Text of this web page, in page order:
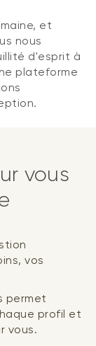
et
nous
d'esprit à
plateforme
vous
vos
permet
profil et
vous.